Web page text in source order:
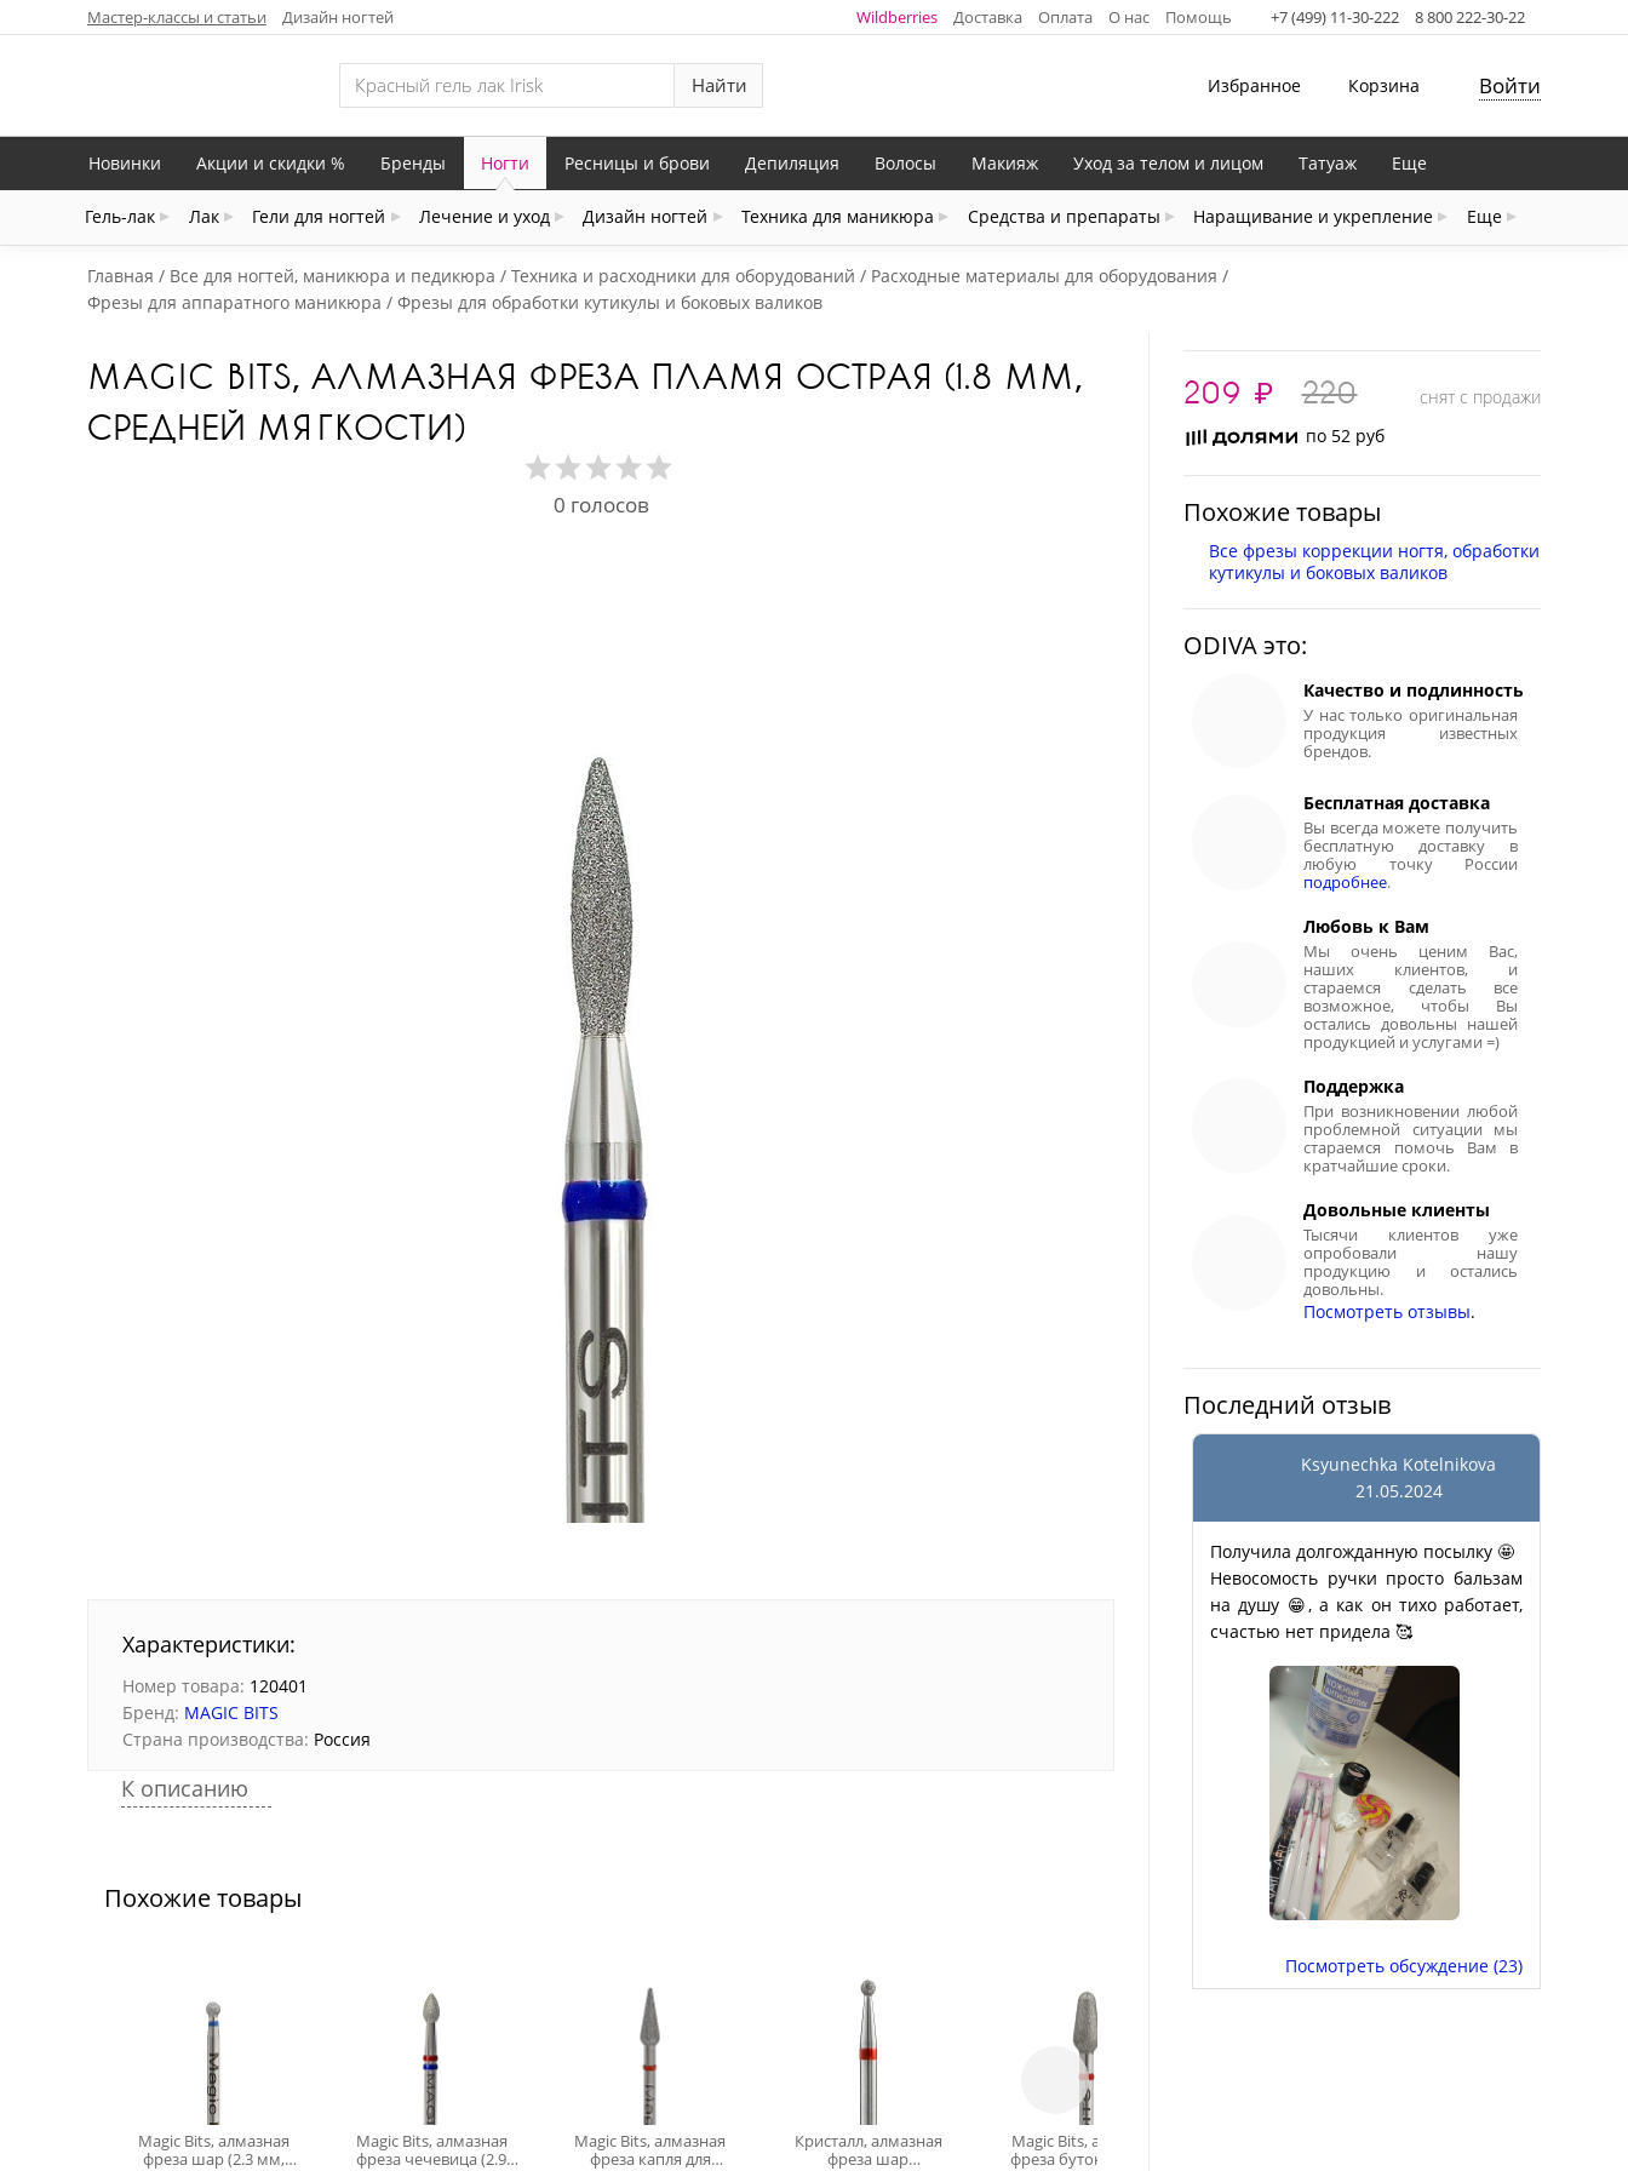
Мастер-классы и статьи Дизайн ногтей Wildberries Доставка Оплата О нас Помощь +7 (499) 11-30-222 8 800 222-30-22
Найти Избранное Корзина Войти
Новинки Акции и скидки % Бренды Ногти
Гель-лак Лак Гели для ногтей Лечение и уход Дизайн ногтей Техника для маникюра Средства и препараты Наращивание и укрепление Еще
Ресницы и брови Депиляция Волосы Макияж Уход за телом и лицом Татуаж Еще
Главная Все для ногтей, маникюра и педикюра Техника и расходники для оборудований
Расходные материалы для оборудования
Фрезы для аппаратного маникюра
Фрезы для обработки кутикулы и боковых валиков
MAGIC BITS, АЛМАЗНАЯ ФРЕЗА ПЛАМЯ ОСТРАЯ (1.8 ММ,
СРЕДНЕЙ МЯГКОСТИ)
0 голосов
Характеристики:
Номер товара: 120401
Бренд: MAGIC BITS
Страна производства: Россия
К описанию
Похожие товары
Magic Bits, алмазная
фреза шар (2.3 мм,
Magic Bits, алмазная
фреза чечевица (2.9
Magic Bits, алмазная
фреза капля для
Кристалл, алмазная
фреза шар
Magic Bits, алмазная
фреза бутон (4.0 мм,
209 ₽ 220
снят с продажи
по 52 руб
Похожие товары
Все фрезы коррекции ногтя, обработки
кутикулы и боковых валиков
ODIVA это:
Качество и подлинность
У нас только оригинальная
продукция известных
брендов.
Бесплатная доставка
Вы всегда можете получить
бесплатную доставку в
любую точку России
подробнее.
Любовь к Вам
Мы очень ценим Вас,
наших клиентов, и
стараемся сделать все
возможное, чтобы Вы
остались довольны нашей
продукцией и услугами =)
Поддержка
При возникновении любой
проблемной ситуации мы
стараемся помочь Вам в
кратчайшие сроки.
Довольные клиенты
Тысячи клиентов уже
опробовали нашу
продукцию и остались
довольны.
Посмотреть отзывы.
Последний отзыв
Ksyunechka Kotelnikova
21.05.2024
Получила долгожданную посылку 🤩
Невосомость ручки просто бальзам
на душу 😁, а как он тихо работает,
счастью нет придела 🥰
Посмотреть обсуждение (23)